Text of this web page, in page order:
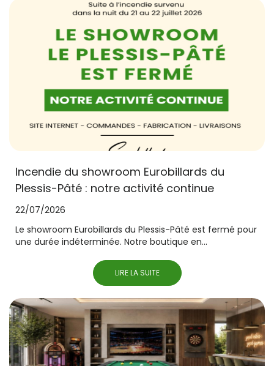
Incendie du showroom Eurobillards du
Plessis-Pâté : notre activité continue
22/07/2026
Le showroom Eurobillards du Plessis-Pâté est fermé pour
une durée indéterminée. Notre boutique en...
LIRE LA SUITE